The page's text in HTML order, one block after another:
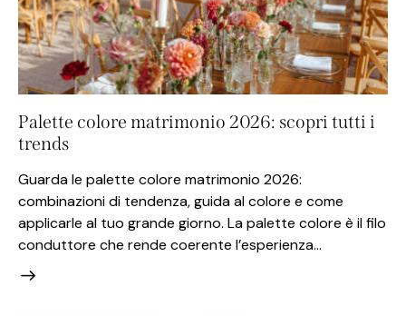
Palette colore matrimonio 2026: scopri tutti i
trends
Guarda le palette colore matrimonio 2026:
combinazioni di tendenza, guida al colore e come
applicarle al tuo grande giorno. La palette colore è il filo
conduttore che rende coerente l’esperienza…